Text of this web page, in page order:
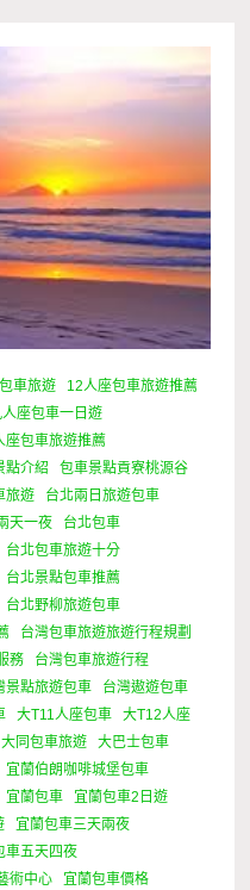
車旅遊
12人座包車旅遊推薦
人座包車一日遊
座包車旅遊推薦
點介紹
包車景點貢寮桃源谷
旅遊
台北兩日旅遊包車
天一夜
台北包車
台北包車旅遊十分
台北景點包車推薦
台北野柳旅遊包車
台灣包車旅遊旅遊行程規劃
務
台灣包車旅遊行程
景點旅遊包車
台灣遨遊包車
大T11人座包車
大T12人座
大同包車旅遊
大巴士包車
宜蘭伯朗咖啡城堡包車
宜蘭包車
宜蘭包車2日遊
宜蘭包車三天兩夜
車五天四夜
術中心
宜蘭包車價格